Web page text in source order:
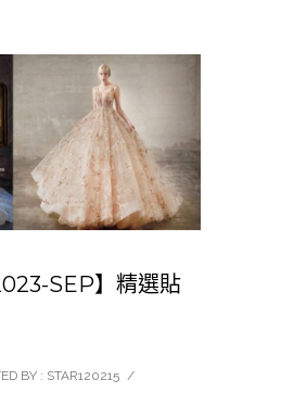
SEP】精選貼
BY : STAR120215 /